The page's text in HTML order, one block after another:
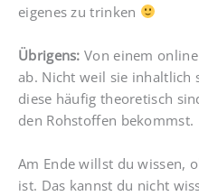
eigenes zu trinken
Übrigens: Von einem
ab. Nicht weil sie inhaltlich
diese häufig theoretisch
den Rohstoffen bekommst.
Am Ende willst du wissen,
ist. Das kannst du nicht